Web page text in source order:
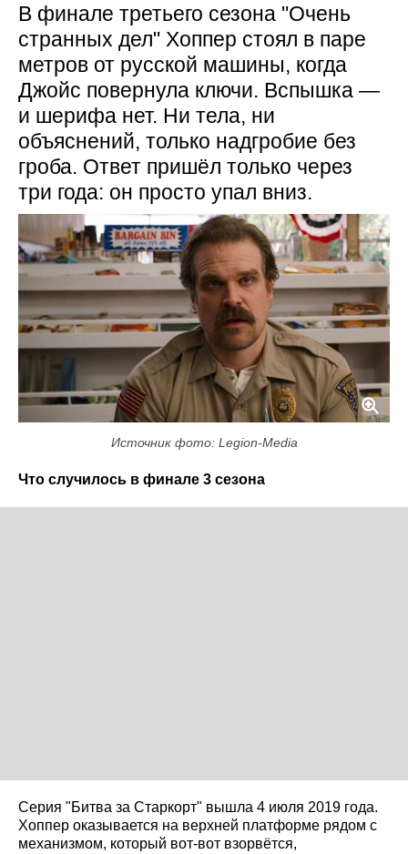
В финале третьего сезона "Очень
странных дел" Хоппер стоял в паре
метров от русской машины, когда
Джойс повернула ключи. Вспышка —
и шерифа нет. Ни тела, ни
объяснений, только надгробие без
гроба. Ответ пришёл только через
три года: он просто упал вниз.
Источник фото: Legion-Media
Что случилось в финале 3 сезона
Серия "Битва за Старкорт" вышла 4 июля 2019 года.
Хоппер оказывается на верхней платформе рядом с
механизмом, который вот-вот взорвётся,